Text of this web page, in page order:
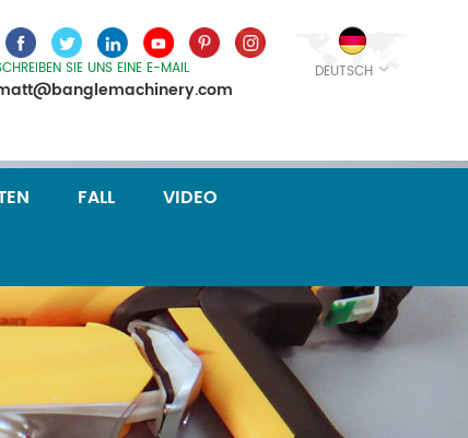
DEUTSCH
SIE UNS EINE E-MAIL
FALL VIDEO